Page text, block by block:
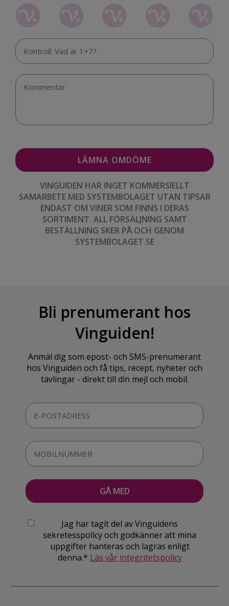
VINGUIDEN HAR INGET KOMMERSIELLT
SAMARBETE MED SYSTEMBOLAGET UTAN TIPSAR
ENDAST OM VINER SOM FINNS I DERAS
SORTIMENT. ALL FÖRSÄLJNING SAMT
BESTÄLLNING SKER PÅ OCH GENOM
SYSTEMBOLAGET.SE
Bli prenumerant hos
Vinguiden!
Anmäl dig som epost- och SMS-prenumerant
hos Vinguiden och få tips, recept, nyheter och
tävlingar - direkt till din mejl och mobil.
Jag har tagit del av Vinguidens
sekretesspolicy och godkänner att mina
uppgifter hanteras och lagras enligt
denna.* Läs vår integritetspolicy